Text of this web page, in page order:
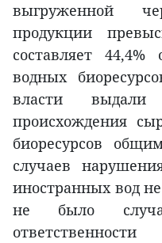
выгруженной
продукции
составляет
водных
власти выдали
происхождения
биоресурсов
случаев
иностранных вод
не было